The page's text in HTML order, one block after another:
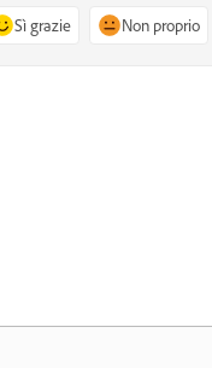
Sì grazie Non proprio